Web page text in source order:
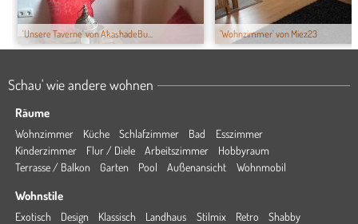
'Unsere Taverne' von AkashadeBu... 'Wohnzimmer' von Miez23
Schau' wie andere wohnen
Räume
Wohnzimmer Küche Schlafzimmer Bad
Esszimmer
Kinderzimmer
Flur / Diele Arbeitszimmer
Hobbyraum
Terrasse / Balkon
Garten Pool Außenansicht Wohnmobil
Wohnstile
Exotisch Design Klassisch Landhaus Stilmix Retro
Shabby